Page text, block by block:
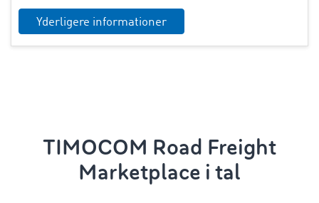
Yderligere informationer
TIMOCOM Road Freight
Marketplace i tal